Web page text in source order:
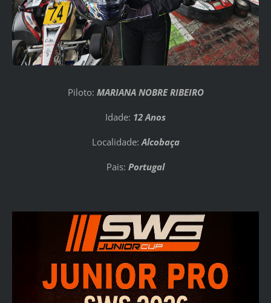
Piloto: MARIANA NOBRE RIBEIRO
Idade: 12 Anos
Localidade: Alcobaça
Pais: Portugal